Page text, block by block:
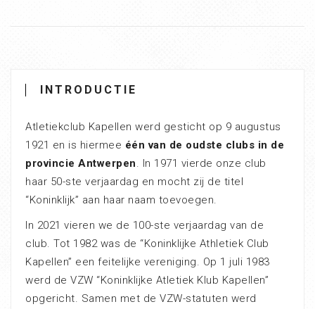
INTRODUCTIE
Atletiekclub Kapellen werd gesticht op 9 augustus
1921 en is hiermee één van de oudste clubs in de
provincie Antwerpen. In 1971 vierde onze club
haar 50-ste verjaardag en mocht zij de titel
“Koninklijk” aan haar naam toevoegen.
In 2021 vieren we de 100-ste verjaardag van de
club. Tot 1982 was de “Koninklijke Athletiek Club
Kapellen” een feitelijke vereniging. Op 1 juli 1983
werd de VZW “Koninklijke Atletiek Klub Kapellen”
opgericht. Samen met de VZW-statuten werd